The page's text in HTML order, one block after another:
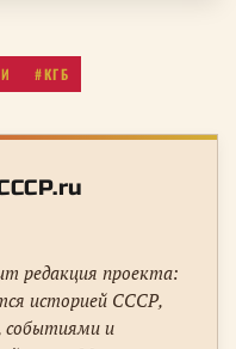
#КГБ
редакция проекта:
историей СССР,
событиями и